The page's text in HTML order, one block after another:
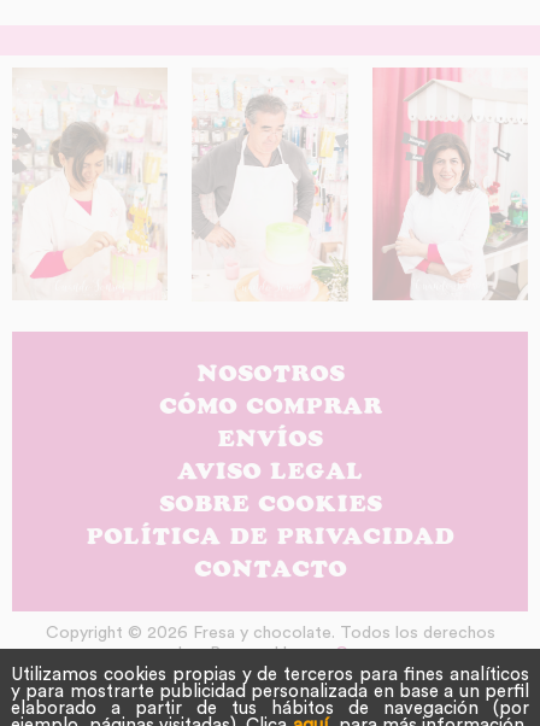
NOSOTROS
CÓMO COMPRAR
ENVÍOS
AVISO LEGAL
SOBRE COOKIES
POLÍTICA DE PRIVACIDAD
CONTACTO
Copyright © 2026 Fresa y chocolate. Todos los derechos
reservados. Powered bynopCommerce
Utilizamos cookies propias y de terceros para fines analíticos
y para mostrarte publicidad personalizada en base a un perfil
elaborado a partir de tus hábitos de navegación (por